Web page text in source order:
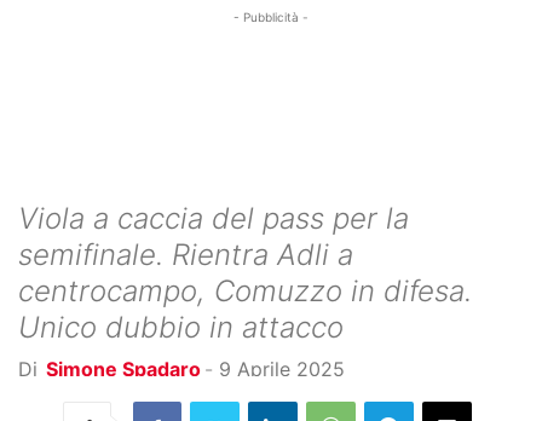
- Pubblicità -
Viola a caccia del pass per la
semifinale. Rientra Adli a
centrocampo, Comuzzo in difesa.
Unico dubbio in attacco
Di Simone Spadaro - 9 Aprile 2025